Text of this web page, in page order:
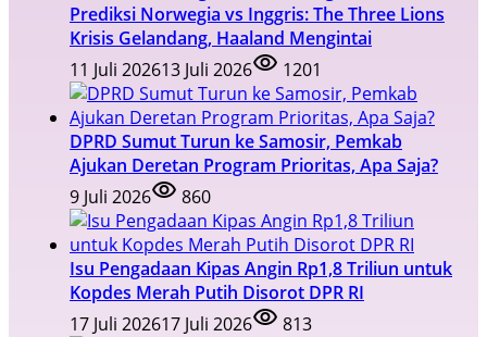
Prediksi Norwegia vs Inggris: The Three Lions
Krisis Gelandang, Haaland Mengintai
11 Juli 202613 Juli 2026 1201
DPRD Sumut Turun ke Samosir, Pemkab
Ajukan Deretan Program Prioritas, Apa Saja?
9 Juli 2026
860
Isu Pengadaan Kipas Angin Rp1,8 Triliun untuk
Kopdes Merah Putih Disorot DPR RI
17 Juli 202617 Juli 2026 813